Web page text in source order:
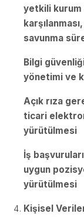
yetkili
savunma
Bilgi
yönetimi ve
Açık rıza
ticari
yürütülmesi
İş
uygun
yürütülmesi
Kişisel